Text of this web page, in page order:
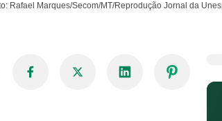
Rafael Marques/Secom/MT/Reprodução Jornal da